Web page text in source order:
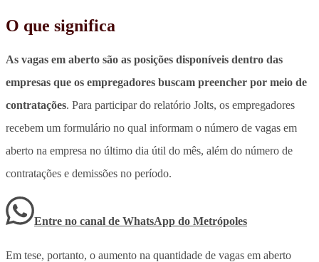
O que significa
As vagas em aberto são as posições disponíveis dentro das
empresas que os empregadores buscam preencher por meio de
contratações. Para participar do relatório Jolts, os empregadores
recebem um formulário no qual informam o número de vagas em
aberto na empresa no último dia útil do mês, além do número de
contratações e demissões no período.
Entre no canal de WhatsApp do Metrópoles
Em tese, portanto, o aumento na quantidade de vagas em aberto